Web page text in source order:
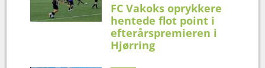
FC Vakoks oprykkere
hentede flot point i
efterårspremieren i
Hjørring